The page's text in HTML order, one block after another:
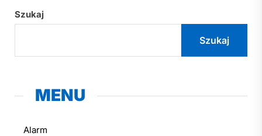
Szukaj
Szukaj
MENU
Alarm